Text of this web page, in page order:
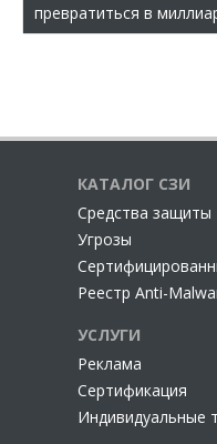
превратиться в
КАТАЛОГ СЗИ
Cредства защиты
Угрозы
Реестр Anti-
УСЛУГИ
Реклама
Сертификация
Индивидуальные